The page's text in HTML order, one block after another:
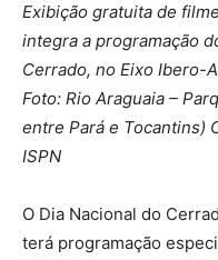
Exibição gratuita de
integra a programação
Cerrado, no Eixo Ibero-
Foto: Rio Araguaia –
entre Pará e Tocantins)
ISPN
O Dia Nacional do
terá programação